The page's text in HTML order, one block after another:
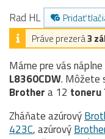
Rad HL
Pridať
Práve prezerá3
Máme pre vás
L8360CDW. Môžete
Brothera 12 toneru
Zháňate azúrový
423C, azúrový